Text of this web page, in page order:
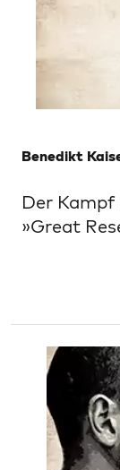
Benedikt
Der Kampf
»Great